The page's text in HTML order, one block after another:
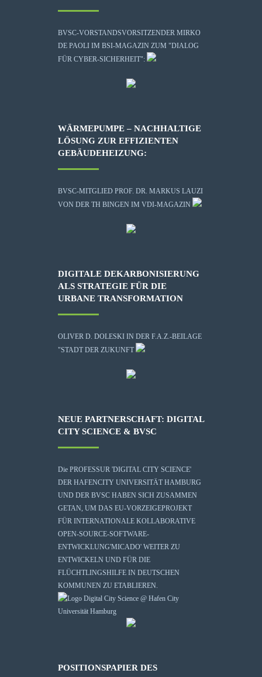
BVSC-VORSTANDSVORSITZENDER MIRKO
DE PAOLI IM BSI-MAGAZIN ZUM "DIALOG
FÜR CYBER-SICHERHEIT":
WÄRMEPUMPE – NACHHALTIGE
LÖSUNG ZUR EFFIZIENTEN
GEBÄUDEHEIZUNG:
BVSC-MITGLIED PROF. DR. MARKUS LAUZI
VON DER TH BINGEN IM VDI-MAGAZIN
DIGITALE DEKARBONISIERUNG
ALS STRATEGIE FÜR DIE
URBANE TRANSFORMATION
OLIVER D. DOLESKI IN DER F.A.Z.-BEILAGE
"STADT DER ZUKUNFT
NEUE PARTNERSCHAFT: DIGITAL
CITY SCIENCE & BVSC
Die PROFESSUR 'DIGITAL CITY SCIENCE'
DER HAFENCITY UNIVERSITÄT HAMBURG
UND DER BVSC HABEN SICH ZUSAMMEN
GETAN, UM DAS EU-VORZEIGEPROJEKT
FÜR INTERNATIONALE KOLLABORATIVE
OPEN-SOURCE-SOFTWARE-
ENTWICKLUNG'MICADO' WEITER ZU
ENTWICKELN UND FÜR DIE
FLÜCHTLINGSHILFE IN DEUTSCHEN
KOMMUNEN ZU ETABLIEREN.
POSITIONSPAPIER DES